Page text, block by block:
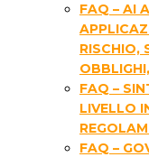
FAQ – AI
RISCHIO,
FAQ –
LIVELLO
FAQ –